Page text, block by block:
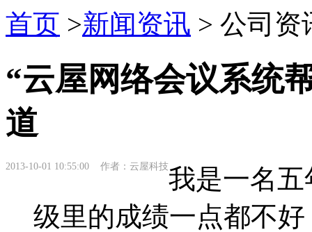
首页 >新闻资讯 > 公司资
“云屋网络会议系统
道
2013-10-01 10:55:00 作者：云屋科技我是一名
级里的成绩一点都不